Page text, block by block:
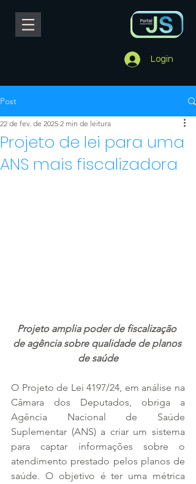
Login
Post
Projeto de lei para uma
ANS mais fiscalizadora
22 de fev. de 2025 2 min de leitura
Projeto amplia poder de fiscalização
de agência sobre qualidade de planos
de saúde
O Projeto de Lei 4197/24, em análise na
Câmara dos Deputados, obriga a
Agência Nacional de Saúde
Suplementar (ANS) a criar um sistema
para captar informações sobre o
atendimento prestado pelos planos de
saúde. O objetivo é ter uma métrica